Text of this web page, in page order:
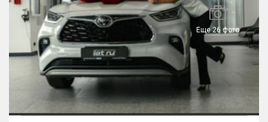
Еще 26 фото